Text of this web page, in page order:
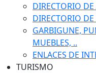
DIRECTORIO
DIRECTORIO
GARBIGUNE,
MUEBLES, ..
ENLACES DE
TURISMO